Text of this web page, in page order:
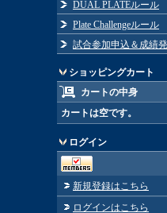
DUAL PLATEルール
Plate Challengeルール
試合参加申込＆成績
ショッピングカート
カートの中身
カートは空です。
ログイン
新規登録はこちら
ログインはこちら